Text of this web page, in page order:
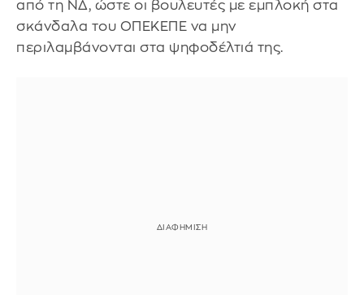
από τη ΝΔ, ώστε οι βουλευτές με εμπλοκή στα
σκάνδαλα του ΟΠΕΚΕΠΕ να μην
περιλαμβάνονται στα ψηφοδέλτιά της.